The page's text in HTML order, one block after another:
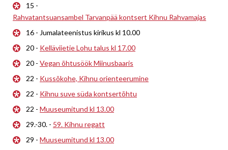
15 -
Rahvatantsuansambel Tarvanpää kontsert Kihnu Rahvamajas
16 - Jumalateenistus kirikus kl 10.00
20 - Kelläviietie Lohu talus kl 17.00
20 - Vegan õhtusöök Miinusbaaris
22 - Kussõkohe, Kihnu orienteerumine
22 - Kihnu suve süda kontsertõhtu
22 - Muuseumitund kl 13.00
29.-30. - 59. Kihnu regatt
29 - Muuseumitund kl 13.00